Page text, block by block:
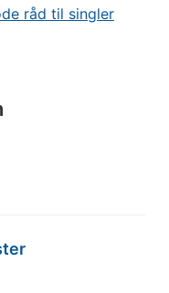
råd til singler